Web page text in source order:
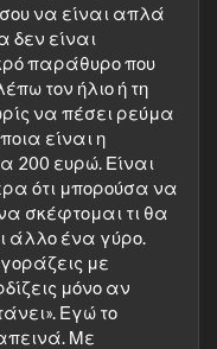
να είναι απλά
δεν είναι
παράθυρο που
τον ήλιο ή τη
να πέσει ρεύμα
είναι η
200 ευρώ. Είναι
ότι μπορούσα να
σκέφτομαι τι θα
άλλο ένα γύρο.
με
μόνο αν
Εγώ το
Με